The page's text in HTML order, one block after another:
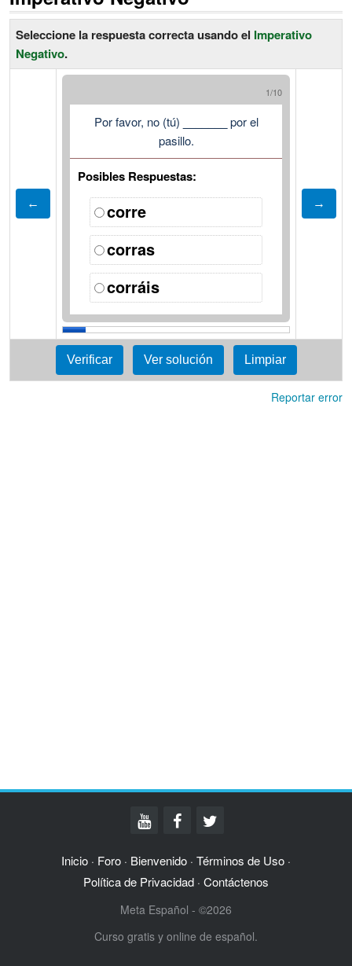
Seleccione la respuesta correcta usando el Imperativo
Negativo.
1/10
Por favor, no (tú)
por el
pasillo.
Posibles Respuestas:
corre
corras
corráis
Reportar error
Inicio · Foro · Bienvenido · Términos de Uso ·
Política de Privacidad · Contáctenos
Meta Español - ©2026
Curso gratis y online de español.